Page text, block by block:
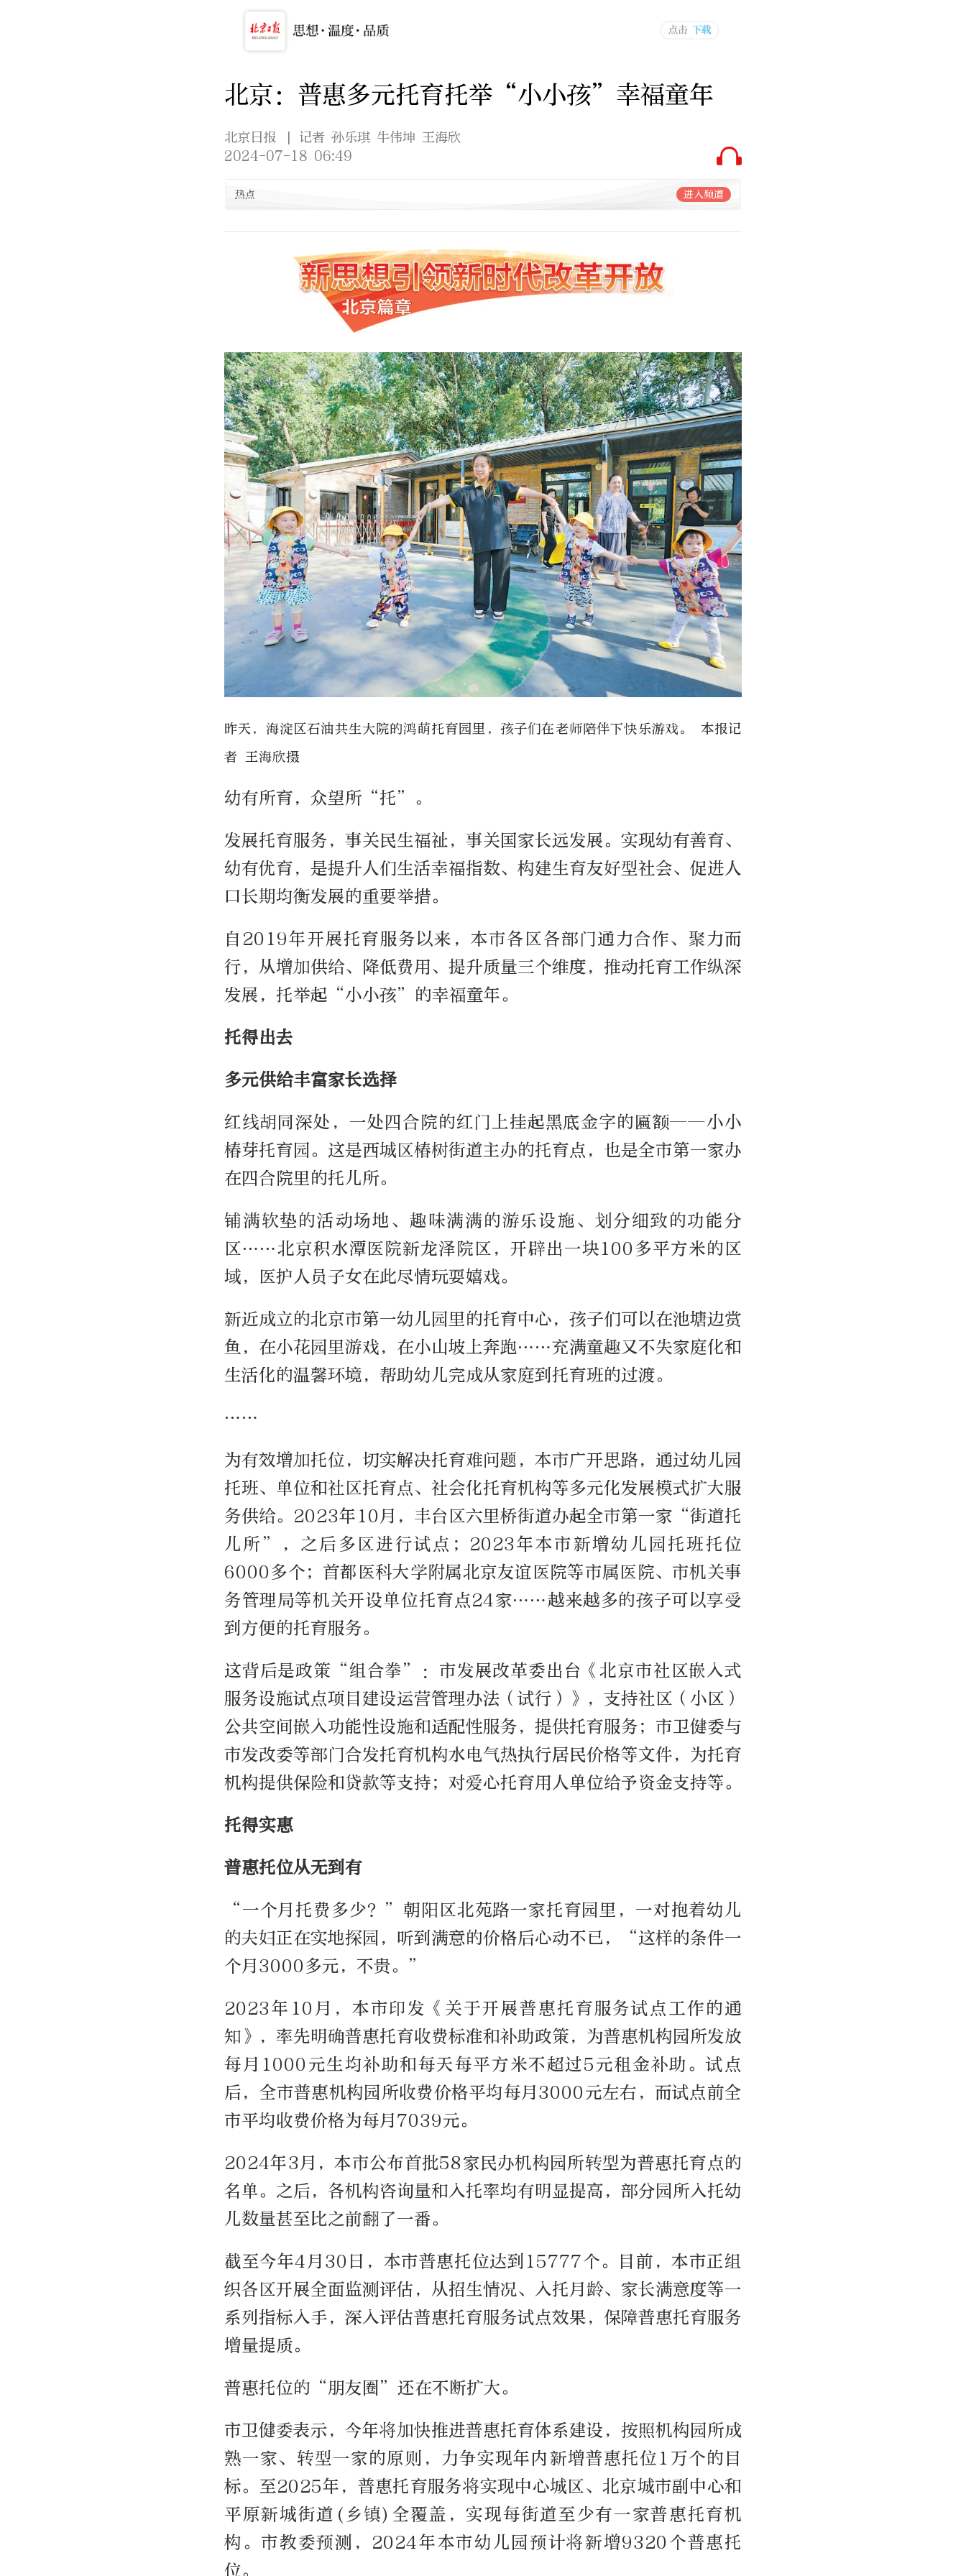
北京：普惠多元托育托举“小小孩”幸福童年
北京日报
| 记者 孙乐琪 牛伟坤 王海欣
2024-07-18 06:49
热点 进入频道
昨天，海淀区石油共生大院的鸿萌托育园里，孩子们在老师陪伴下快乐游戏。 本报记
者 王海欣摄
幼有所育，众望所“托”。
发展托育服务，事关民生福祉，事关国家长远发展。实现幼有善育、
幼有优育，是提升人们生活幸福指数、构建生育友好型社会、促进人
口长期均衡发展的重要举措。
自2019年开展托育服务以来，本市各区各部门通力合作、聚力而
行，从增加供给、降低费用、提升质量三个维度，推动托育工作纵深
发展，托举起“小小孩”的幸福童年。
托得出去
多元供给丰富家长选择
红线胡同深处，一处四合院的红门上挂起黑底金字的匾额——小小
椿芽托育园。这是西城区椿树街道主办的托育点，也是全市第一家办
在四合院里的托儿所。
铺满软垫的活动场地、趣味满满的游乐设施、划分细致的功能分
区……北京积水潭医院新龙泽院区，开辟出一块100多平方米的区
域，医护人员子女在此尽情玩耍嬉戏。
新近成立的北京市第一幼儿园里的托育中心，孩子们可以在池塘边赏
鱼，在小花园里游戏，在小山坡上奔跑……充满童趣又不失家庭化和
生活化的温馨环境，帮助幼儿完成从家庭到托育班的过渡。
……
为有效增加托位，切实解决托育难问题，本市广开思路，通过幼儿园
托班、单位和社区托育点、社会化托育机构等多元化发展模式扩大服
务供给。2023年10月，丰台区六里桥街道办起全市第一家“街道托
儿所”，之后多区进行试点；2023年本市新增幼儿园托班托位
6000多个；首都医科大学附属北京友谊医院等市属医院、市机关事
务管理局等机关开设单位托育点24家……越来越多的孩子可以享受
到方便的托育服务。
这背后是政策“组合拳”：市发展改革委出台《北京市社区嵌入式
服务设施试点项目建设运营管理办法（试行）》，支持社区（小区）
公共空间嵌入功能性设施和适配性服务，提供托育服务；市卫健委与
市发改委等部门合发托育机构水电气热执行居民价格等文件，为托育
机构提供保险和贷款等支持；对爱心托育用人单位给予资金支持等。
托得实惠
普惠托位从无到有
“一个月托费多少？”朝阳区北苑路一家托育园里，一对抱着幼儿
的夫妇正在实地探园，听到满意的价格后心动不已，“这样的条件一
个月3000多元，不贵。”
2023年10月，本市印发《关于开展普惠托育服务试点工作的通
知》，率先明确普惠托育收费标准和补助政策，为普惠机构园所发放
每月1000元生均补助和每天每平方米不超过5元租金补助。试点
后，全市普惠机构园所收费价格平均每月3000元左右，而试点前全
市平均收费价格为每月7039元。
2024年3月，本市公布首批58家民办机构园所转型为普惠托育点的
名单。之后，各机构咨询量和入托率均有明显提高，部分园所入托幼
儿数量甚至比之前翻了一番。
截至今年4月30日，本市普惠托位达到15777个。目前，本市正组
织各区开展全面监测评估，从招生情况、入托月龄、家长满意度等一
系列指标入手，深入评估普惠托育服务试点效果，保障普惠托育服务
增量提质。
普惠托位的“朋友圈”还在不断扩大。
市卫健委表示，今年将加快推进普惠托育体系建设，按照机构园所成
熟一家、转型一家的原则，力争实现年内新增普惠托位1万个的目
标。至2025年，普惠托育服务将实现中心城区、北京城市副中心和
平原新城街道(乡镇)全覆盖，实现每街道至少有一家普惠托育机
构。市教委预测，2024年本市幼儿园预计将新增9320个普惠托
位。